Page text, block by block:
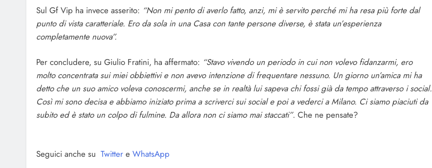
Sul Gf Vip ha invece asserito: “Non mi pento di averlo fatto, anzi, mi è servito perché mi ha resa più forte dal
punto di vista caratteriale. Ero da sola in una Casa con tante persone diverse, è stata un’esperienza
completamente nuova”.
Per concludere, su Giulio Fratini, ha affermato: “Stavo vivendo un periodo in cui non volevo fidanzarmi, ero
molto concentrata sui miei obbiettivi e non avevo intenzione di frequentare nessuno. Un giorno un’amica mi ha
detto che un suo amico voleva conoscermi, anche se in realtà lui sapeva chi fossi già da tempo attraverso i social.
Così mi sono decisa e abbiamo iniziato prima a scriverci sui social e poi a vederci a Milano. Ci siamo piaciuti da
subito ed è stato un colpo di fulmine. Da allora non ci siamo mai staccati”. Che ne pensate?
Seguici anche su Twitter e WhatsApp